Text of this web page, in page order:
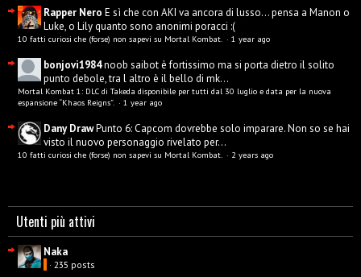
Rapper Nero E sì che con AKI va ancora di lusso... pensa a Manon o
Luke, o Lily quanto sono anonimi poracci :(
10 fatti curiosi che (forse) non sapevi su Mortal Kombat. · 1 year ago
bonjovi1984noob saibot è fortissimo ma si porta dietro il solito
punto debole, tra l altro è il bello di mk...
Mortal Kombat 1: DLC di Takeda disponibile per tutti dal 30 luglio e data per la nuova
espansione “Khaos Reigns”. · 1 year ago
Dany DrawPunto 6: Capcom dovrebbe solo imparare. Non so se hai
visto il nuovo personaggio rivelato per...
10 fatti curiosi che (forse) non sapevi su Mortal Kombat. · 2 years ago
Utenti più attivi
Naka
· 235 posts